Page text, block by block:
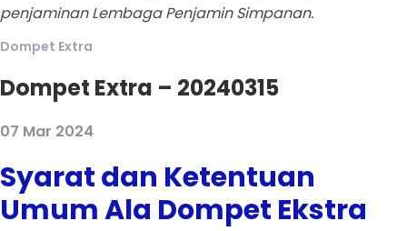
penjaminan Lembaga Penjamin Simpanan.
Dompet Extra
Dompet Extra – 20240315
07 Mar 2024
Syarat dan Ketentuan
Umum Ala Dompet Ekstra